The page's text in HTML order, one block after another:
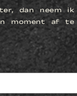
dan neem ik
moment af te